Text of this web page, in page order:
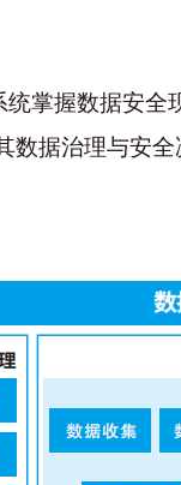
掌握数据安全
数据治理与安